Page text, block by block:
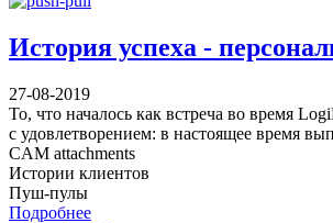
История успеха -
27-08-2019
То, что началось как встреча во время
с удовлетворением: в настоящее время
CAM attachments
Истории клиентов
Пуш-пулы
Подробнее